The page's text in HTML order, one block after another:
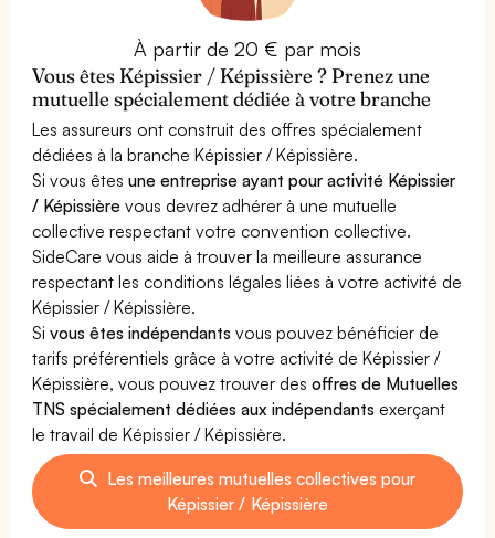
À partir de 20 € par mois
Vous êtes Képissier / Képissière ? Prenez une
mutuelle spécialement dédiée à votre branche
Les assureurs ont construit des offres spécialement
dédiées à la branche Képissier / Képissière.
Si vous êtesune entreprise ayant pour activité Képissier
/ Képissière vous devrez adhérer à une mutuelle
collective respectant votre convention collective.
SideCare vous aide à trouver la meilleure assurance
respectant les conditions légales liées à votre activité de
Képissier / Képissière.
Sivous êtes indépendants vous pouvez bénéficier de
tarifs préférentiels grâce à votre activité de Képissier /
Képissière, vous pouvez trouver desoffres de Mutuelles
TNS spécialement dédiées aux indépendants exerçant
le travail de Képissier / Képissière.
Les meilleures mutuelles collectives pour
Képissier / Képissière